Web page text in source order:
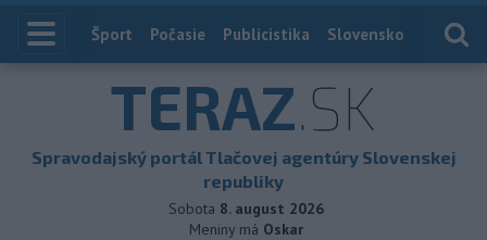
Index
Šport Počasie Publicistika Slovensko
TERAZ.SK
Spravodajský portál Tlačovej agentúry Slovenskej
republiky
Sobota 8. august 2026
Meniny má Oskar